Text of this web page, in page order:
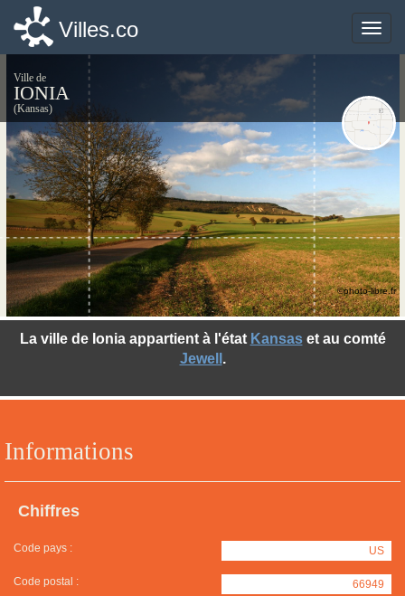
Toggle
Villes.co
Ville de
IONIA
(Kansas)
Informations
Chiffres
Code pays : US
Code postal : 66949
La ville de Ionia appartient à l'état Kansaset au comté
Jewell .
©photo-libre.fr
Toggle
Villes.co